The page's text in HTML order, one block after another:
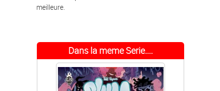
meilleure.
Dans la meme Serie....